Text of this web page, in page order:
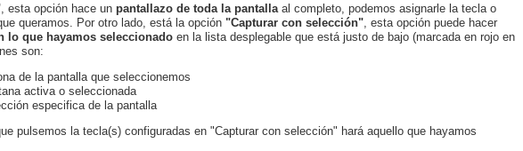
, esta opción hace un pantallazo de toda la pantalla al completo, podemos asignarle la tecla o
queramos. Por otro lado, está la opción "Capturar con selección" , esta opción puede hacer
lo que hayamos seleccionado en la lista desplegable que está justo de bajo (marcada en rojo en
son:
de la pantalla que seleccionemos
activa o seleccionada
especifica de la pantalla
pulsemos la tecla(s) configuradas en "Capturar con selección" hará aquello que hayamos